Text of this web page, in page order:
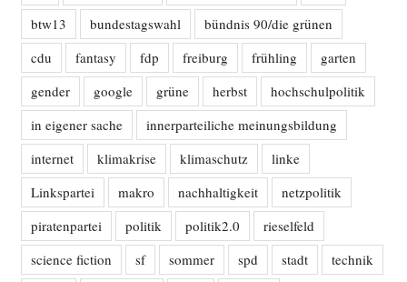
btw13
bundestagswahl
bündnis 90/die grünen
cdu
fantasy fdp freiburg frühling
garten
gender
google grüne herbst
hochschulpolitik
in eigener sache
innerparteiliche meinungsbildung
internet
klimakrise klimaschutz
linke
Linkspartei
makro nachhaltigkeit
netzpolitik
piratenpartei
politik politik2.0
rieselfeld
science fiction
sf sommer spd stadt
technik